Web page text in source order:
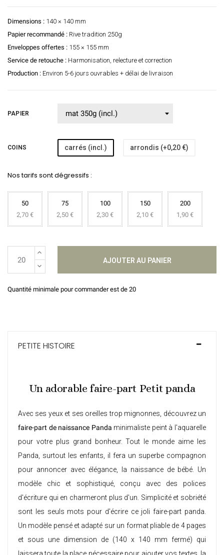
Dimensions : 140 × 140 mm
Papier recommandé : Rive tradition 250g
Enveloppes offertes : 155 × 155 mm
Service de retouche : Harmonisation, relecture et correction
Production : Environ 5-6 jours ouvrables + délai de livraison
PAPIER
COINS carrés (incl.) arrondis (+0,20 €)
Nos tarifs sont dégressifs :
50
2,70 €
75
2,50 €
100
2,30 €
150
2,10 €
200
1,90 €
AJOUTER AU PANIER
Quantité minimale pour commander est de 20
PETITE HISTOIRE
Un adorable faire-part Petit panda
Avec ses yeux et ses oreilles trop mignonnes, découvrez un
faire-part de naissance Panda minimaliste peint à l'aquarelle
pour votre plus grand bonheur. Tout le monde aime les
Panda, surtout les enfants, il fera un superbe compagnon
pour annoncer avec élégance, la naissance de bébé. Un
modèle chic et sophistiqué, conçu avec des polices
d'écriture qui en charmeront plus d'un. Simplicité et sobriété
sont les seuls mots pour d'écrire ce joli faire-part panda.
Un modèle pensé et adapté sur un format pliable de 4 pages
et sous une dimension de (140 x 140 mm fermé) qui